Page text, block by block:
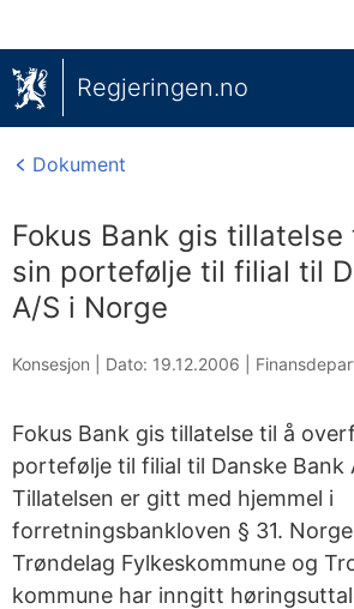
Regjeringen.no
Dokument
Fokus Bank gis
sin portefølje til filial til
A/S i Norge
Konsesjon | Dato: 19.12.2006
Fokus Bank gis tillatelse til å
portefølje til filial til Danske Bank
Tillatelsen er gitt med hjemmel i
forretningsbankloven § 31.
Trøndelag Fylkeskommune og
kommune har inngitt